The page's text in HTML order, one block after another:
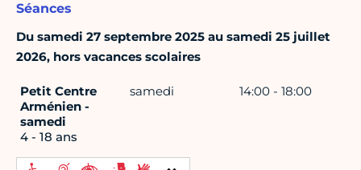
Séances
Du samedi 27 septembre 2025 au samedi 25 juillet
2026, hors vacances scolaires
Petit Centre
Arménien -
samedi
4 - 18 ans
samedi 14:00 - 18:00